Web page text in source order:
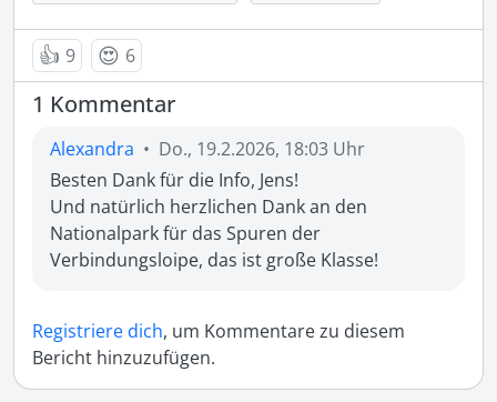
👍 9 😍 6
1 Kommentar
Alexandra • Do., 19.2.2026, 18:03 Uhr
Besten Dank für die Info, Jens!
Und natürlich herzlichen Dank an den
Nationalpark für das Spuren der
Verbindungsloipe, das ist große Klasse!
Registriere dich, um Kommentare zu diesem
Bericht hinzuzufügen.